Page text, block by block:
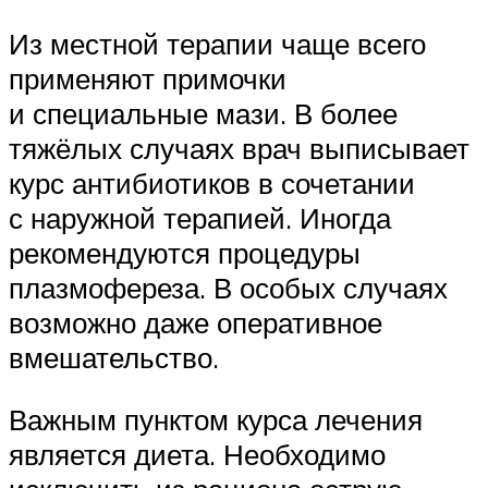
Из местной терапии чаще всего
применяют примочки
и специальные мази. В более
тяжёлых случаях врач выписывает
курс антибиотиков в сочетании
с наружной терапией. Иногда
рекомендуются процедуры
плазмофереза. В особых случаях
возможно даже оперативное
вмешательство.
Важным пунктом курса лечения
является диета. Необходимо